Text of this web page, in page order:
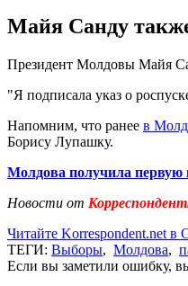
Майя Санду
Президент Молдовы Майя
"Я подписала указ о
Напомним, что ранее в
Борису Лупашку.
Молдова получила
Новости от
Читайте Korrespondent.net в
ТЕГИ: Выборы, Молдова,
Если вы заметили ошибку,